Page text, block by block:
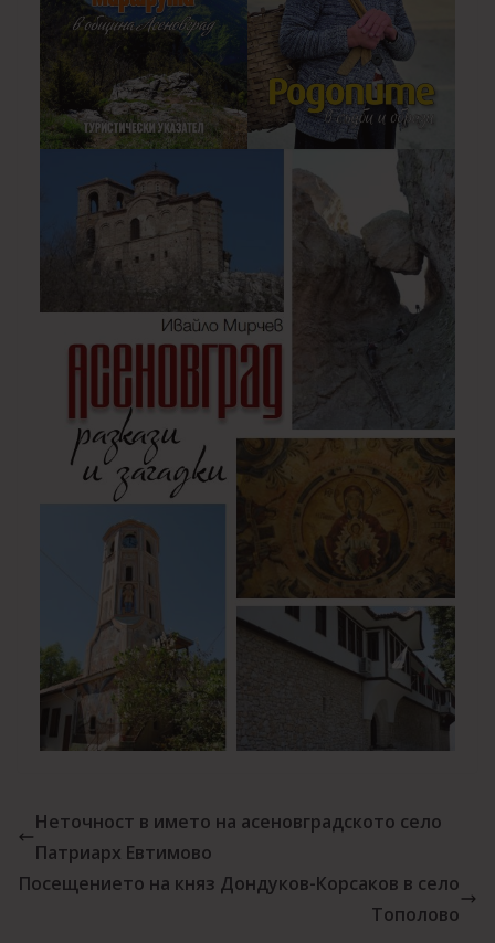
Неточност в името на асеновградското село
Патриарх Евтимово
Посещението на княз Дондуков-Корсаков в село
Тополово